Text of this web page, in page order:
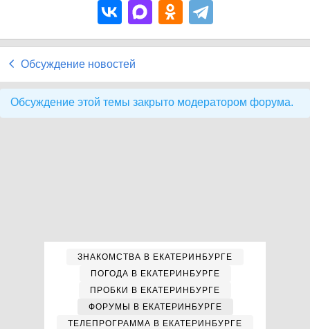
Обсуждение новостей
Обсуждение этой темы закрыто модератором форума.
ЗНАКОМСТВА В ЕКАТЕРИНБУРГЕ
ПОГОДА В ЕКАТЕРИНБУРГЕ
ПРОБКИ В ЕКАТЕРИНБУРГЕ
ФОРУМЫ В ЕКАТЕРИНБУРГЕ
ТЕЛЕПРОГРАММА В ЕКАТЕРИНБУРГЕ